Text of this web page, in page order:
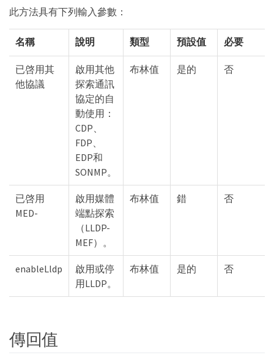
此方法具有下列輸入參數：
名稱 說明 類型 預設值 必要
已啓用其
他協議
啟用其他
探索通訊
協定的自
動使用：
CDP、
FDP、
EDP和
SONMP。
布林值 是的 否
已啓用
MED-
啟用媒體
端點探索
（LLDP-
MEF）。
布林值 錯 否
enableLldp
啟用或停
用LLDP。
布林值 是的 否
傳回值